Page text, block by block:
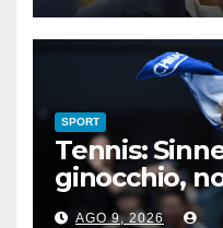
SPORT
Tennis:
ginocchio,
Master 1000
AGO 9, 2026